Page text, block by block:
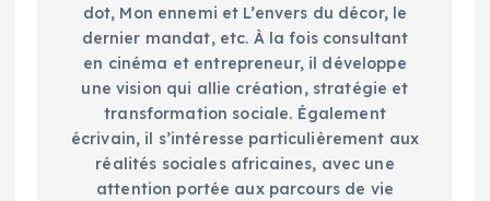
dot, Mon ennemi et L’envers du décor, le
dernier mandat, etc. À la fois consultant
en cinéma et entrepreneur, il développe
une vision qui allie création, stratégie et
transformation sociale. Également
écrivain, il s’intéresse particulièrement aux
réalités sociales africaines, avec une
attention portée aux parcours de vie